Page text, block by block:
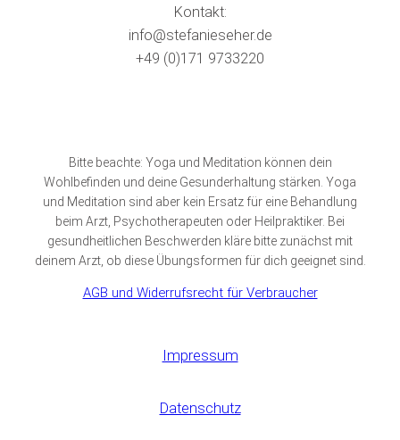
Kontakt:
info@stefanieseher.de
+49 (0)171 9733220
Bitte beachte: Yoga und Meditation können dein
Wohlbefinden und deine Gesunderhaltung stärken. Yoga
und Meditation sind aber kein Ersatz für eine Behandlung
beim Arzt, Psychotherapeuten oder Heilpraktiker. Bei
gesundheitlichen Beschwerden kläre bitte zunächst mit
deinem Arzt, ob diese Übungsformen für dich geeignet sind.
AGB und Widerrufsrecht für Verbraucher
Impressum
Datenschutz